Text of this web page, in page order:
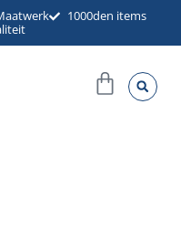
1000den items